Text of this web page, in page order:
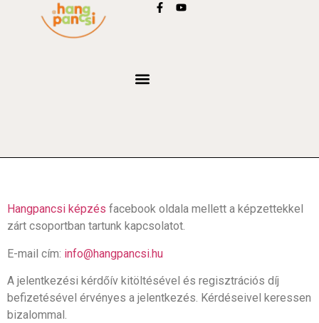
Hangpancsi képzés facebook oldala mellett a képzettekkel
zárt csoportban tartunk kapcsolatot.
E-mail cím: info@hangpancsi.hu
A jelentkezési kérdőív kitöltésével és regisztrációs díj
befizetésével érvényes a jelentkezés. Kérdéseivel keressen
bizalommal.